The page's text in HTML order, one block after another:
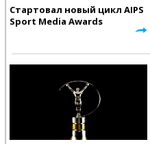
Стартовал новый цикл AIPS
Sport Media Awards